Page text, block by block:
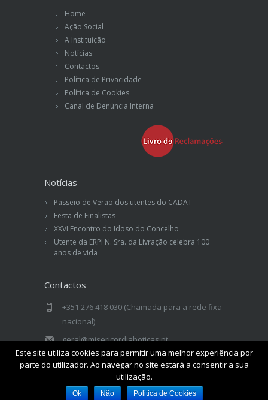
Home
Ação Social
A Instituição
Notícias
Contactos
Política de Privacidade
Política de Cookies
Canal de Denúncia Interna
Notícias
Passeio de Verão dos utentes do CADAT
Festa de Finalistas
XXVI Encontro do Idoso do Concelho
Utente da ERPI N. Sra. da Livração celebra 100
anos de vida
Contactos
+351 276 418 030 (Chamada para a rede fixa
nacional)
geral@misericordiaboticas.pt
Misericórdia de Boticas - Rua Drº Sá
Carneiro, n.º 1 - 5460-327 Boticas
Este site utiliza cookies para permitir uma melhor experiência por
parte do utilizador. Ao navegar no site estará a consentir a sua
utilização.
Ok Não Politica de Cookies